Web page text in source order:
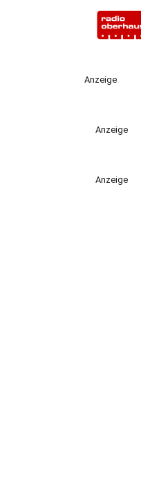
Anzeige
Anzeige
Anzeige